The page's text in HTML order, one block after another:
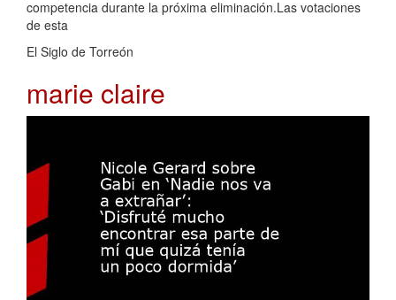
competencia durante la próxima eliminación.Las votaciones
de esta
El Siglo de Torreón
marie claire